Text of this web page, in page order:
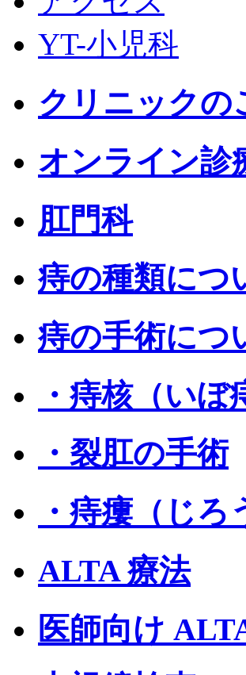
YT-小児科
クリニックの
オンライン診
肛門科
痔の種類につ
痔の手術につ
・痔核（いぼ
・裂肛の手術
・痔瘻（じろ
ALTA 療法
医師向け